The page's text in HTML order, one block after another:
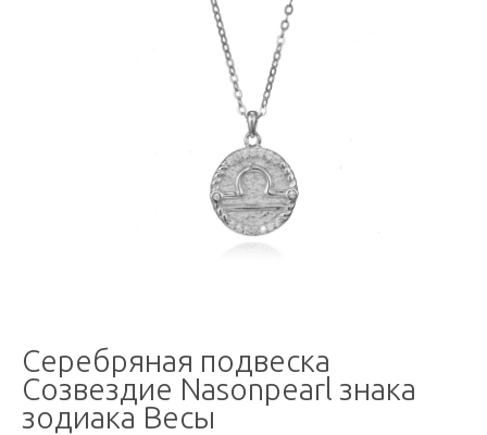
Серебряная подвеска
Созвездие Nasonpearl знака
зодиака Весы